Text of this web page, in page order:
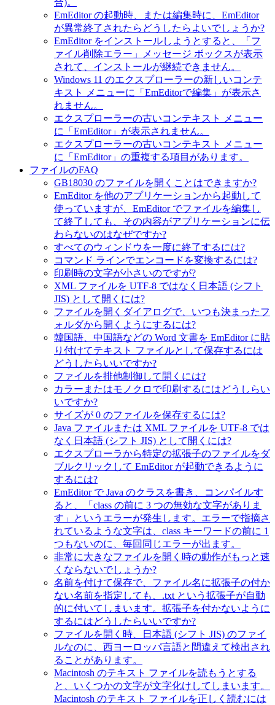
合)。
EmEditor の起動時、または編集時に、EmEditor
が異常終了されたらどうしたらよいでしょうか?
EmEditor をインストールしようとすると、「フ
ァイル削除エラー」メッセージ ボックスが表示
されて、インストールが継続できません。
Windows 11 のエクスプローラーの新しいコンテ
キスト メニューに「EmEditorで編集」が表示さ
れません。
エクスプローラーの古いコンテキスト メニュー
に「EmEditor」が表示されません。
エクスプローラーの古いコンテキスト メニュー
に「EmEditor」の重複する項目があります。
ファイルのFAQ
GB18030 のファイルを開くことはできますか?
EmEditor を他のアプリケーションから起動して
使っていますが、EmEditor でファイルを編集し
て終了しても、その内容がアプリケーションに伝
わらないのはなぜですか?
すべてのウィンドウを一度に終了するには?
コマンド ラインでエンコードを変換するには?
印刷時の文字が小さいのですが?
XML ファイルを UTF-8 ではなく日本語 (シフト
JIS) として開くには?
ファイルを開くダイアログで、いつも決まったフ
ォルダから開くようにするには?
韓国語、中国語などの Word 文書を EmEditor に貼
り付けてテキスト ファイルとして保存するには
どうしたらいいですか?
ファイルを排他制御して開くには?
カラーまたはモノクロで印刷するにはどうしらい
いですか?
サイズが 0 のファイルを保存するには?
Java ファイルまたは XML ファイルを UTF-8 では
なく日本語 (シフト JIS) として開くには?
エクスプローラから特定の拡張子のファイルをダ
ブルクリックして EmEditor が起動できるように
するには?
EmEditor で Java のクラスを書き、コンパイルす
ると、「class の前に 3 つの無効な文字がありま
す」というエラーが発生します。エラーで指摘さ
れているような文字は、class キーワードの前に 1
つもないのに、毎回同じエラーが出ます。
非常に大きなファイルを開く時の動作がもっと速
くならないでしょうか?
名前を付けて保存で、ファイル名に拡張子の付か
ない名前を指定しても、.txt という拡張子が自動
的に付いてしまいます。拡張子を付かないように
するにはどうしたらいいですか?
ファイルを開く時、日本語 (シフト JIS) のファイ
ルなのに、西ヨーロッパ言語と間違えて検出され
ることがあります。
Macintosh のテキスト ファイルを読もうとする
と、いくつかの文字が文字化けしてしまいます。
Macintosh のテキスト ファイルを正しく読むには